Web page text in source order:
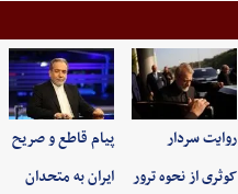
روایت سردار
کوثری از نحوه ترور
پیام قاطع و صریح
ایران به متحدان